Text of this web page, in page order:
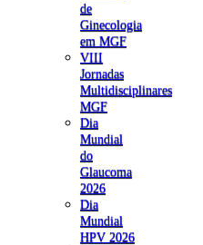
de
Ginecologia
em MGF
VIII
Jornadas
Multidisciplinares
MGF
Dia
Mundial
do
Glaucoma
2026
Dia
Mundial
HPV 2026